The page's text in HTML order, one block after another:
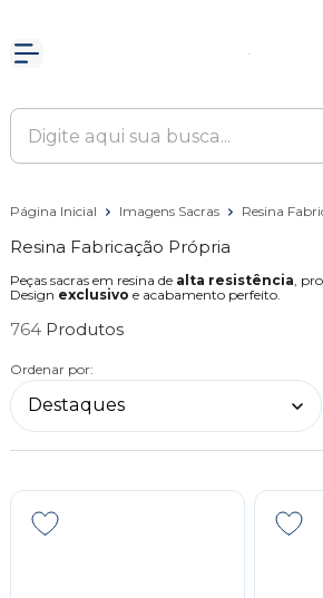
Página Inicial Imagens Sacras Resina
Resina Fabricação Própria
Peças sacras em resina de alta resistência ,
Design exclusivo e acabamento perfeito.
764
Ordenar por: